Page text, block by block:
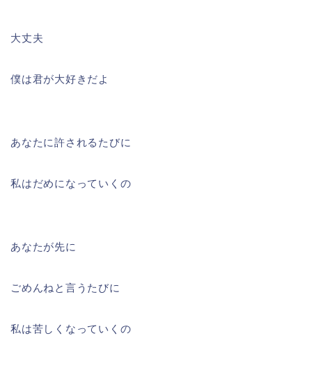
大丈夫
僕は君が大好きだよ
あなたに許されるたびに
私はだめになっていくの
あなたが先に
ごめんねと言うたびに
私は苦しくなっていくの